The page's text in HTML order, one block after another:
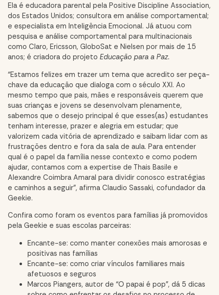
Ela é educadora parental pela Positive Discipline Association,
dos Estados Unidos; consultora em análise comportamental;
e especialista em Inteligência Emocional. Já atuou com
pesquisa e análise comportamental para multinacionais
como Claro, Ericsson, GloboSat e Nielsen por mais de 15
anos; é criadora do projeto Educação para a Paz.
“Estamos felizes em trazer um tema que acredito ser peça-
chave da educação que dialoga com o século XXI. Ao
mesmo tempo que pais, mães e responsáveis querem que
suas crianças e jovens se desenvolvam plenamente,
sabemos que o desejo principal é que esses(as) estudantes
tenham interesse, prazer e alegria em estudar; que
valorizem cada vitória de aprendizado e saibam lidar com as
frustrações dentro e fora da sala de aula. Para entender
qual é o papel da família nesse contexto e como podem
ajudar, contamos com a expertise de Thais Basile e
Alexandre Coimbra Amaral para dividir conosco estratégias
e caminhos a seguir”, afirma Claudio Sassaki, cofundador da
Geekie.
Confira como foram os eventos para famílias já promovidos
pela Geekie e suas escolas parceiras:
Encante-se: como manter conexões mais amorosas e
positivas nas famílias
Encante-se: como criar vínculos familiares mais
afetuosos e seguros
Marcos Piangers, autor de “O papai é pop”, dá 5 dicas